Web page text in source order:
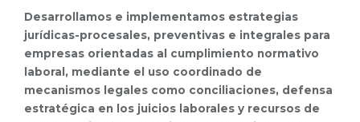
Desarrollamos e implementamos estrategias
jurídicas-procesales, preventivas e integrales para
empresas orientadas al cumplimiento normativo
laboral, mediante el uso coordinado de
mecanismos legales como conciliaciones, defensa
estratégica en los juicios laborales y recursos de